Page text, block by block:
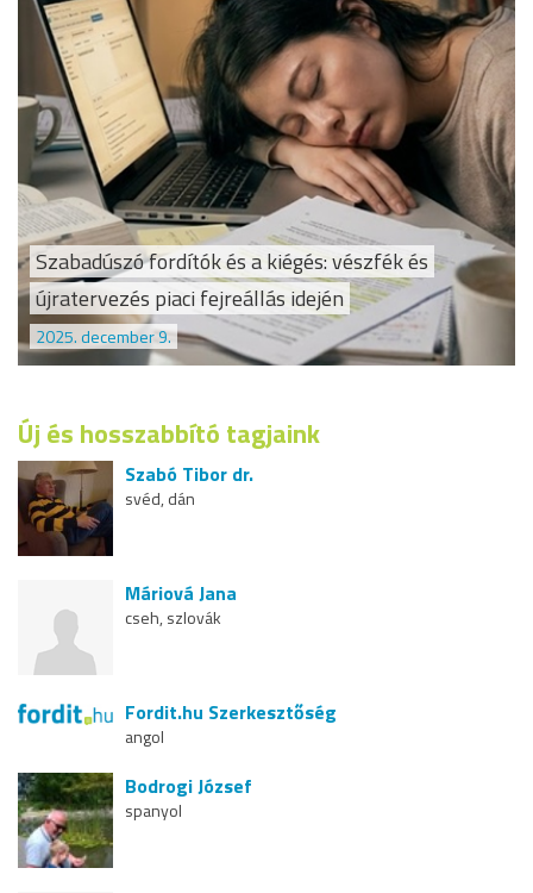
Szabadúszó fordítók és a kiégés: vészfék és
újratervezés piaci fejreállás idején
2025. december 9.
Új és hosszabbító tagjaink
Szabó Tibor dr.
svéd, dán
Máriová Jana
cseh, szlovák
Fordit.hu Szerkesztőség
angol
Bodrogi József
spanyol